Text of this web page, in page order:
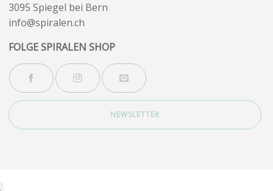
3095 Spiegel bei Bern
info@spiralen.ch
FOLGE SPIRALEN SHOP
NEWSLETTER